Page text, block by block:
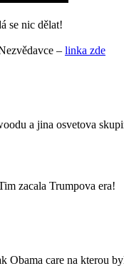
se nic dělat!
– linka zde
a jina osvetova
zacala Trumpova era!
care na kterou